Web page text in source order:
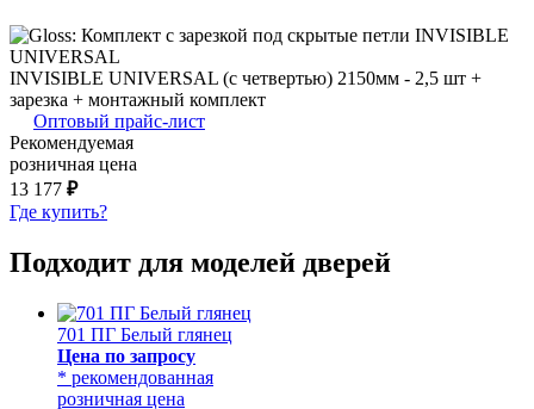
INVISIBLE UNIVERSAL (с четвертью) 2150мм - 2,5 шт +
зарезка + монтажный комплект
Оптовый прайс-лист
Рекомендуемая
розничная цена
13 177 ₽
Где купить?
Подходит для моделей дверей
701 ПГ Белый глянец
Цена по запросу
* рекомендованная
розничная цена